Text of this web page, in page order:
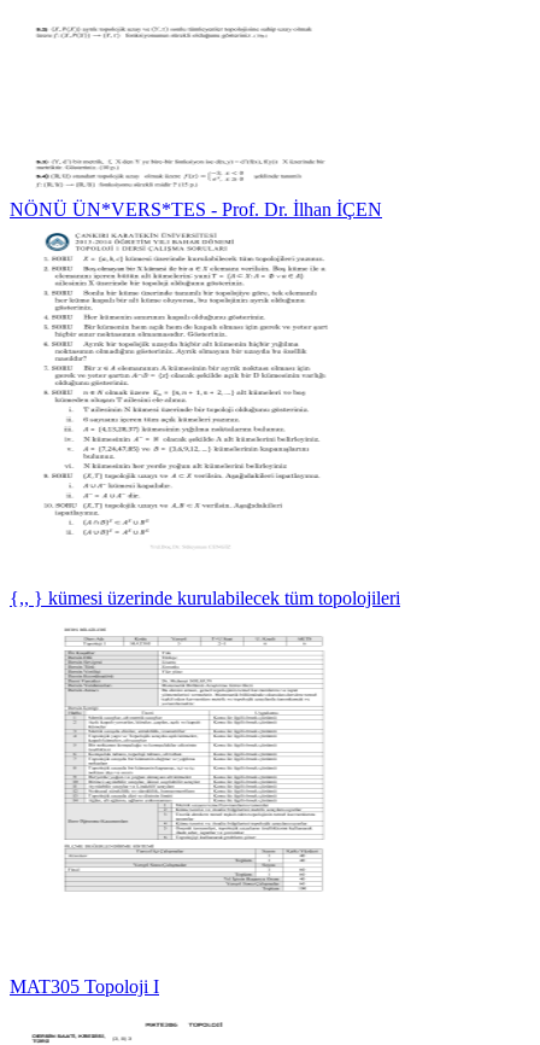
NÖNÜ ÜN*VERS*TES - Prof. Dr. İlhan İÇEN
{,, } kümesi üzerinde kurulabilecek tüm topolojileri
MAT305 Topoloji I